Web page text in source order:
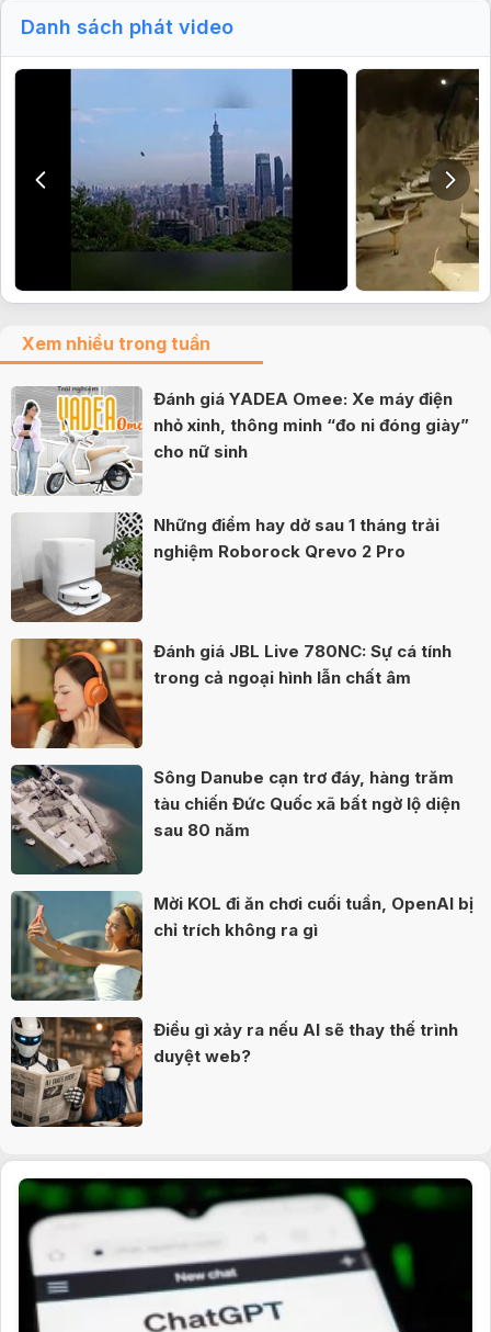
Danh sách phát video
Xem nhiều trong tuần
Đánh giá YADEA Omee: Xe máy điện
nhỏ xinh, thông minh “đo ni đóng giày”
cho nữ sinh
Những điểm hay dở sau 1 tháng trải
nghiệm Roborock Qrevo 2 Pro
Đánh giá JBL Live 780NC: Sự cá tính
trong cả ngoại hình lẫn chất âm
Sông Danube cạn trơ đáy, hàng trăm
tàu chiến Đức Quốc xã bất ngờ lộ diện
sau 80 năm
Mời KOL đi ăn chơi cuối tuần, OpenAI bị
chỉ trích không ra gì
Điều gì xảy ra nếu AI sẽ thay thế trình
duyệt web?